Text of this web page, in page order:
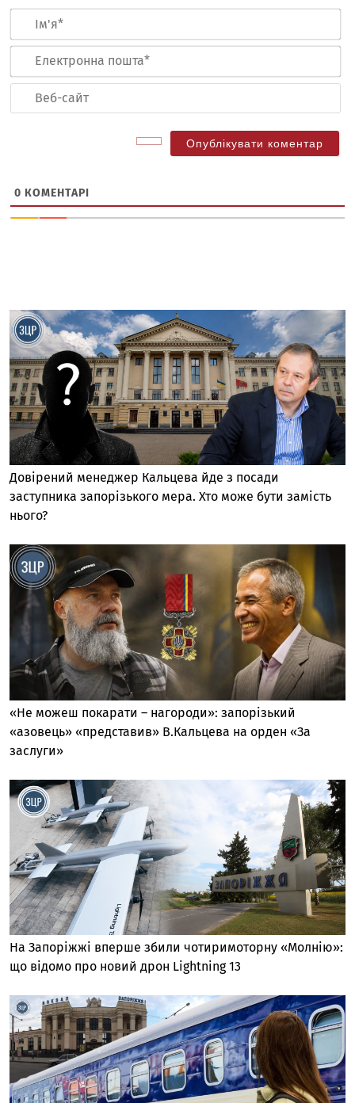
0 КОМЕНТАРІ
Довірений менеджер Кальцева йде з посади
заступника запорізького мера. Хто може бути замість
нього?
«Не можеш покарати – нагороди»: запорізький
«азовець» «представив» В.Кальцева на орден «За
заслуги»
На Запоріжжі вперше збили чотиримоторну «Молнію»:
що відомо про новий дрон Lightning 13